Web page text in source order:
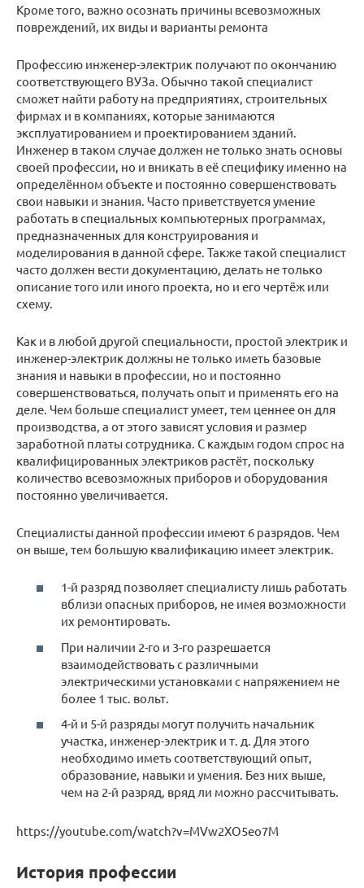
Кроме того, важно осознать причины всевозможных
повреждений, их виды и варианты ремонта
Профессию инженер-электрик получают по окончанию
соответствующего ВУЗа. Обычно такой специалист
сможет найти работу на предприятиях, строительных
фирмах и в компаниях, которые занимаются
эксплуатированием и проектированием зданий.
Инженер в таком случае должен не только знать основы
своей профессии, но и вникать в её специфику именно на
определённом объекте и постоянно совершенствовать
свои навыки и знания. Часто приветствуется умение
работать в специальных компьютерных программах,
предназначенных для конструирования и
моделирования в данной сфере. Также такой специалист
часто должен вести документацию, делать не только
описание того или иного проекта, но и его чертёж или
схему.
Как и в любой другой специальности, простой электрик и
инженер-электрик должны не только иметь базовые
знания и навыки в профессии, но и постоянно
совершенствоваться, получать опыт и применять его на
деле. Чем больше специалист умеет, тем ценнее он для
производства, а от этого зависят условия и размер
заработной платы сотрудника. С каждым годом спрос на
квалифицированных электриков растёт, поскольку
количество всевозможных приборов и оборудования
постоянно увеличивается.
Специалисты данной профессии имеют 6 разрядов. Чем
он выше, тем большую квалификацию имеет электрик.
1-й разряд позволяет специалисту лишь работать
вблизи опасных приборов, не имея возможности
их ремонтировать.
При наличии 2-го и 3-го разрешается
взаимодействовать с различными
электрическими установками с напряжением не
более 1 тыс. вольт.
4-й и 5-й разряды могут получить начальник
участка, инженер-электрик и т. д. Для этого
необходимо иметь соответствующий опыт,
образование, навыки и умения. Без них выше,
чем на 2-й разряд, вряд ли можно рассчитывать.
https://youtube.com/watch?v=MVw2XO5eo7M
История профессии